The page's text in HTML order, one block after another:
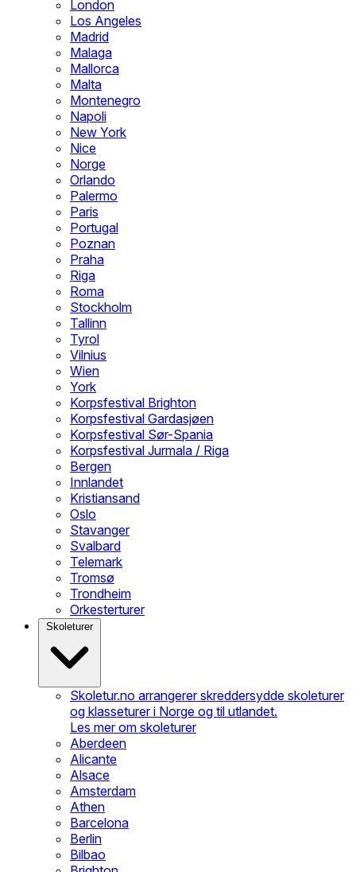
London
Los Angeles
Madrid
Malaga
Mallorca
Malta
Montenegro
Napoli
New York
Nice
Norge
Orlando
Palermo
Paris
Portugal
Poznan
Praha
Riga
Roma
Stockholm
Tallinn
Tyrol
Vilnius
Wien
York
Korpsfestival Brighton
Korpsfestival Gardasjøen
Korpsfestival Sør-Spania
Korpsfestival Jurmala / Riga
Bergen
Innlandet
Kristiansand
Oslo
Stavanger
Svalbard
Telemark
Tromsø
Trondheim
Orkesterturer
Skoleturer
Skoletur.no arrangerer skreddersydde skoleturer
og klasseturer i Norge og til utlandet.
Les mer om skoleturer
Aberdeen
Alicante
Alsace
Amsterdam
Athen
Barcelona
Berlin
Bilbao